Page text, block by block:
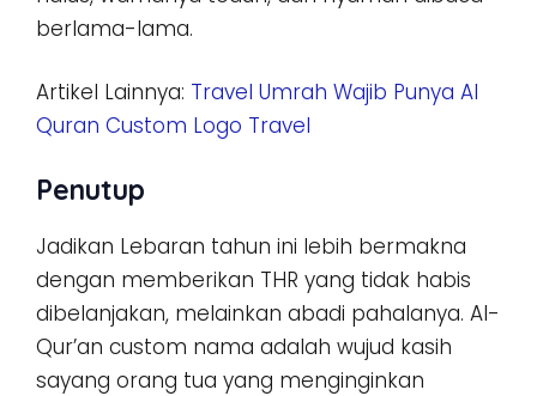
berlama-lama.
Artikel Lainnya: Travel Umrah Wajib Punya Al
Quran Custom Logo Travel
Penutup
Jadikan Lebaran tahun ini lebih bermakna
dengan memberikan THR yang tidak habis
dibelanjakan, melainkan abadi pahalanya. Al-
Qur’an custom nama adalah wujud kasih
sayang orang tua yang menginginkan